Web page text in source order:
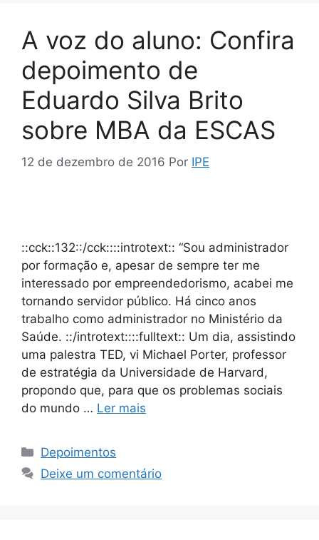
A voz do aluno: Confira
depoimento de
Eduardo Silva Brito
sobre MBA da ESCAS
12 de dezembro de 2016 Por IPE
::cck::132::/cck::::introtext:: “Sou administrador
por formação e, apesar de sempre ter me
interessado por empreendedorismo, acabei me
tornando servidor público. Há cinco anos
trabalho como administrador no Ministério da
Saúde. ::/introtext::::fulltext:: Um dia, assistindo
uma palestra TED, vi Michael Porter, professor
de estratégia da Universidade de Harvard,
propondo que, para que os problemas sociais
do mundo … Ler mais
Depoimentos
Deixe um comentário